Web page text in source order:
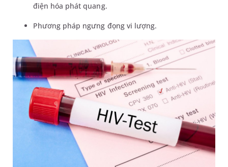
điện hóa phát quang.
Phương pháp ngưng đọng vi lượng.